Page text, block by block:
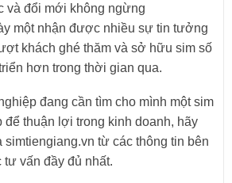
và đổi mới không ngừng
một nhận được nhiều sự tin tưởng
khách ghé thăm và sở hữu sim số
hơn trong thời gian qua.
đang cần tìm cho mình một sim
để thuận lợi trong kinh doanh, hãy
simtiengiang.vn từ các thông tin bên
vấn đầy đủ nhất.